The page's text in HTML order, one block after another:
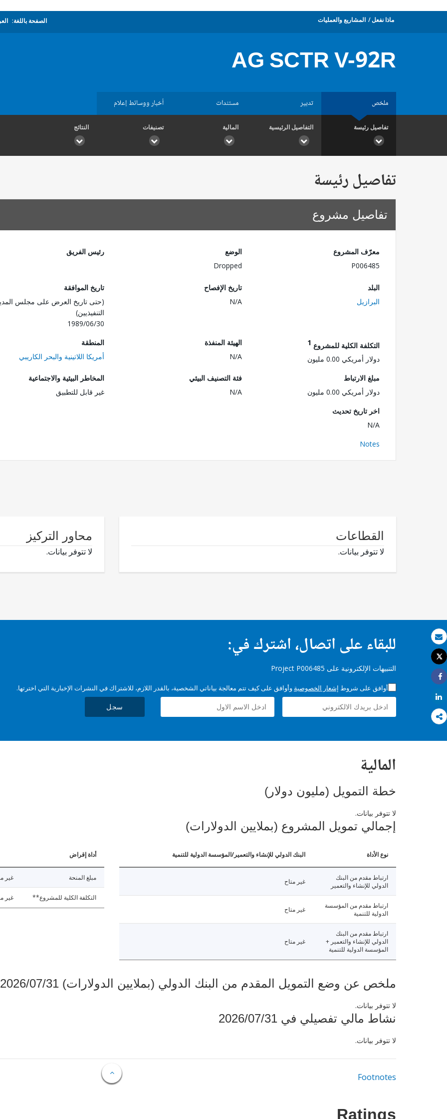
بريد الكتروني
طباعة
Tweet
Share
Share
ماذا نفعل المشاريع والعمليات الصفحة باللغة:
AG SCTR V-92R
ملخص تدبير مستندات أخبار ووسائط إعلام
تفاصيل رئيسة التفاصيل الرئيسية المالية تصنيفات النتائج
تفاصيل رئيسة
تفاصيل مشروع
معرّف المشروع
P006485
الوضع
Dropped
رئيس الفريق
البلد
البرازيل
تاريخ الإفصاح
N/A
تاريخ الموافقة
(حتى تاريخ العرض على مجلس
التنفيذيين)
1989/06/30
التكلفة الكلية للمشروع 1
دولار أمريكي 0.00 مليون
الهيئة المنفذة
N/A
المنطقة
أمريكا اللاتينية والبحر الكاريبي
مبلغ الارتباط
دولار أمريكي 0.00 مليون
فئة التصنيف البيئي
N/A
المخاطر البيئية والاجتماعية
غير قابل للتطبيق
اخر تاريخ تحديث
N/A
Notes
القطاعات
لا تتوفر بيانات.
محاور التركيز
لا تتوفر بيانات.
للبقاء على اتصال، اشترك في:
التنبيهات الإلكترونية على Project P006485
أوافق على شروط إشعار الخصوصية وأوافق على كيف تتم معالجة بياناتي الشخصية، بالقدر اللازم، للاشتراك في النشرات الإخبارية التي اخترتها.
سجل
المالية
خطة التمويل (مليون دولار)
لا تتوفر بيانات.
إجمالي تمويل المشروع (بملايين الدولارات)
نوع الأداة البنك الدولي للإنشاء والتعمير/المؤسسة الدولية للتنمية
ارتباط مقدم من البنك
الدولي للإنشاء والتعمير
غير متاح
ارتباط مقدم من المؤسسة
الدولية للتنمية
غير متاح
ارتباط مقدم من البنك
الدولي للإنشاء والتعمير +
المؤسسة الدولية للتنمية
غير متاح
أداة إقراض
مبلغ المنحة غير
التكلفة الكلية للمشروع** غير
ملخص عن وضع التمويل المقدم من البنك الدولي (بملايين الدولارات) 2026/07/31
لا تتوفر بيانات.
نشاط مالي تفصيلي في 2026/07/31
لا تتوفر بيانات.
Footnotes